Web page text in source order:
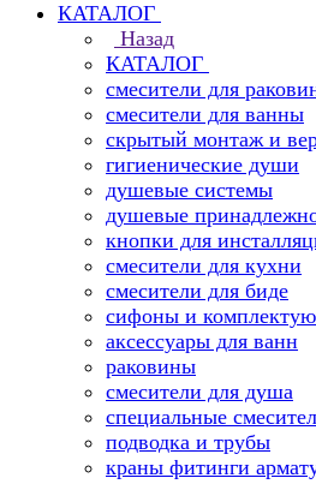
КАТАЛОГ
Назад
КАТАЛОГ
смесители для
смесители для ванны
скрытый монтаж и
гигиенические души
душевые системы
душевые
кнопки для
смесители для кухни
смесители для биде
сифоны и
аксессуары для ванн
раковины
смесители для душа
специальные
подводка и трубы
краны фитинги